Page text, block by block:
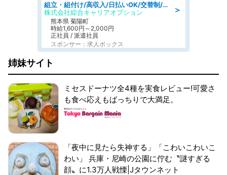
＞
組立・組付け/高収入/日払いOK/交替制/20・30・40代活躍中/製造 工場
株式会社綜合キャリアオプション
熊本県 菊陽町
時給1,600円～2,000円
正社員 / 派遣社員
スポンサー：求人ボックス
姉妹サイト
ミセスドーナツ全4種を実食レビュー!可愛さ
も食べ応えもばっちりで大満足。
「夜中に見たら失神する」「こわいこわいこ
わい」 兵庫・尼崎の公園に佇む〝謎すぎる
顔〟に1.3万人戦慄|Jタウンネット